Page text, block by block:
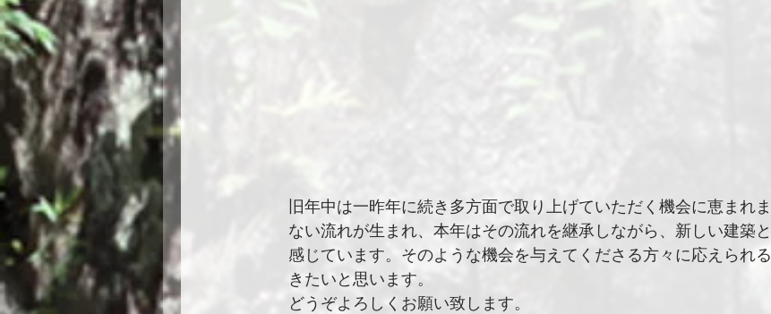
旧年中は一昨年に続き多方面で取り上げていただく機会に恵まれ
ない流れが生まれ、本年はその流れを継承しながら、新しい建築
感じています。そのような機会を与えてくださる方々に応えられ
きたいと思います。
どうぞよろしくお願い致します。